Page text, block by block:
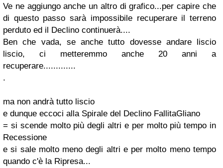
Ve ne aggiungo anche un altro di grafico...per capire che
di questo passo sarà impossibile recuperare il terreno
perduto ed il Declino continuerà....
Ben che vada, se anche tutto dovesse andare liscio
liscio, ci metteremmo anche 20 anni a
recuperare.............
.
ma non andrà tutto liscio
e dunque eccoci alla Spirale del Declino FallitaGliano
= si scende molto più degli altri e per molto più tempo in
Recessione
e si sale molto meno degli altri e per molto meno tempo
quando c'è la Ripresa...